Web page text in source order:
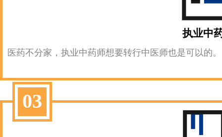
执业中
医药不分家，执业中药师想要转行中医师也是可以的。
03